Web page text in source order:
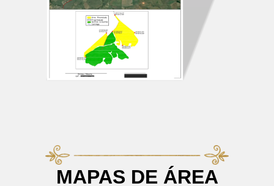
MAPAS DE ÁREA